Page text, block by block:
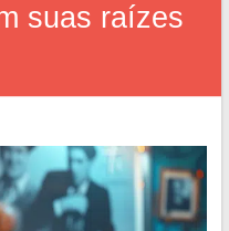
suas raízes